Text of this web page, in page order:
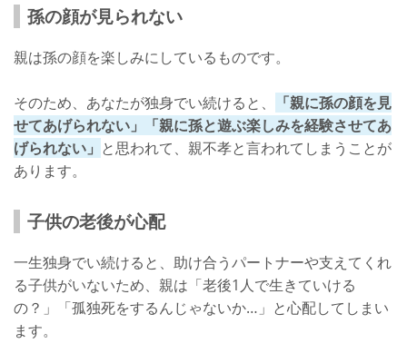
孫の顔が見られない
親は孫の顔を楽しみにしているものです。
そのため、あなたが独身でい続けると、
「親に孫の顔を見
せてあげられない」「親に孫と遊ぶ楽しみを経験させてあ
げられない」 と思われて、親不孝と言われてしまうことが
あります。
子供の老後が心配
一生独身でい続けると、助け合うパートナーや支えてくれ
る子供がいないため、親は「老後1人で生きていける
の？」「孤独死をするんじゃないか…」と心配してしまい
ます。